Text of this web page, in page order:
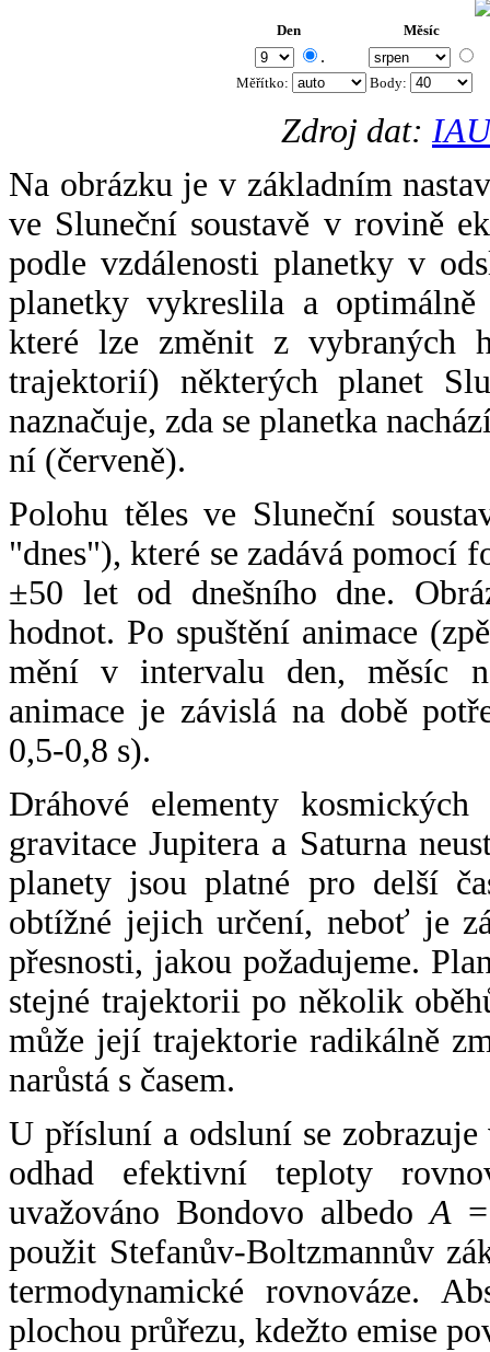
Den Měsíc
.
Měřítko: Body:
Zdroj dat:
Na obrázku je v základním
ve Sluneční soustavě v rovině
podle vzdálenosti planetky v
planetky vykreslila a
které lze změnit z vybraných
trajektorií) některých planet
naznačuje, zda se planetka
ní (červeně).
Polohu těles ve Sluneční
"dnes"), které se zadává pomocí
±50 let od dnešního dne.
hodnot. Po spuštění animace
mění v intervalu den, měsíc
animace je závislá na době
0,5-0,8 s).
Dráhové elementy
gravitace Jupitera a Saturna
planety jsou platné pro delší
obtížné jejich určení, neboť je
přesnosti, jakou požadujeme.
stejné trajektorii po několik
může její trajektorie radikálně
narůstá s časem.
U přísluní a odsluní se
odhad efektivní teploty
uvažováno Bondovo albedoA
použit Stefanův-Boltzmannův
termodynamické rovnováze.
plochou průřezu, kdežto emise